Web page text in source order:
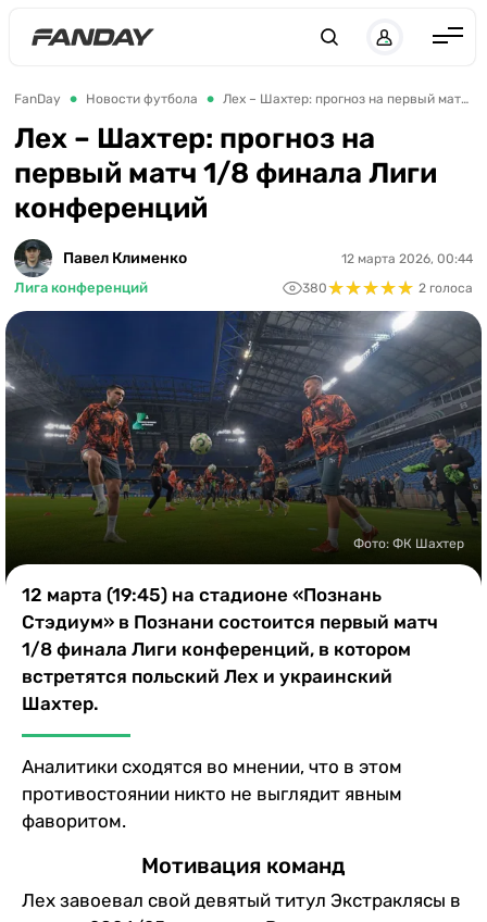
Испания
Германия
Франция
Украина
ЛЧ
ЛЕ
ЧЕ-2028
Букмекеры
Казино
FanDay Новости футбола Лех – Шахтер: прогноз на первый матч 1/8 финала Лиги конференций
Лех – Шахтер: прогноз на
первый матч 1/8 финала Лиги
конференций
Павел Клименко
Лига конференций
12 марта 2026, 00:44
380★★★★★
★★★★★ 2 голоса
Фото: ФК Шахтер
12 марта (19:45) на стадионе «Познань
Стэдиум» в Познани состоится первый матч
1/8 финала Лиги конференций, в котором
встретятся польский Лех и украинский
Шахтер.
Аналитики сходятся во мнении, что в этом
противостоянии никто не выглядит явным
фаворитом.
Мотивация команд
Лех завоевал свой девятый титул Экстраклясы в